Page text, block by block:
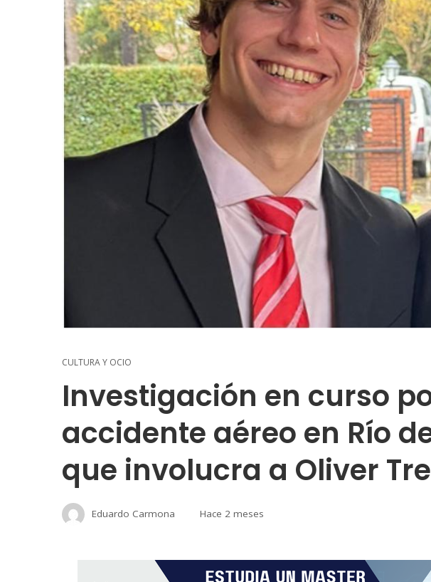
CULTURA Y OCIO
Investigación en curso
accidente aéreo en Río
que involucra a Oliver
Eduardo Carmona Hace 2 meses